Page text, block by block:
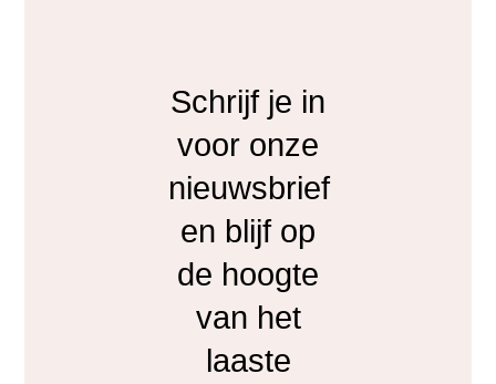
Schrijf je in
voor onze
nieuwsbrief
en blijf op
de hoogte
van het
laaste